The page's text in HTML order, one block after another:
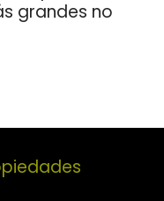
grandes no